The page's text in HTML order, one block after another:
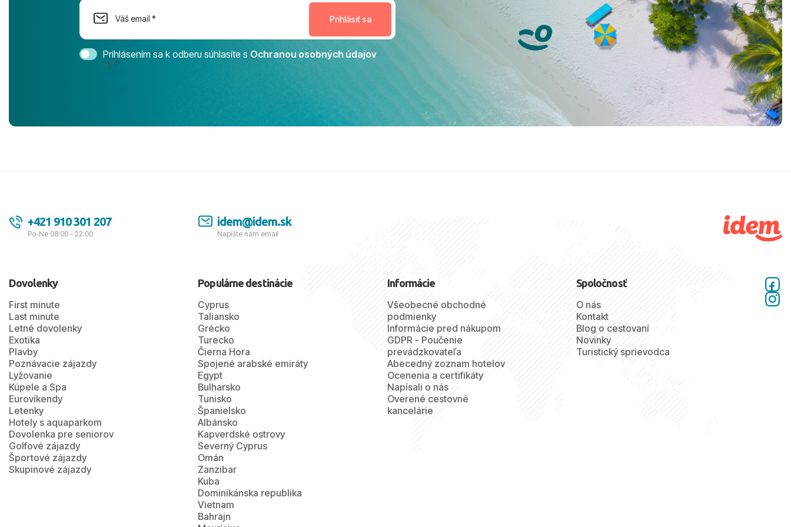
Magic Life Jacaranda môžeme s čistým
svedomím odporučiť každému, kto hľadá
bezstarostnú dovolenku na vysokej
úrovni. Všetko bolo zabezpečené na
tešíme, kam s nami vyrazíte nabudúce!
Ďakujeme za skvelé spomienky. ​S
pozdravom a prianím mnohých ďalších
Prihlásením sa k odberu súhlasíte s Ochranou osobných údajov
+421 910 301 207
Po-Ne 08:00 - 22:00
idem@idem.sk
Napíšte nám email
Dovolenky
First minute
Last minute
Letné dovolenky
Exotika
Plavby
Poznávacie zájazdy
Lyžovanie
Kúpele a Spa
Eurovíkendy
Letenky
Hotely s aquaparkom
Dovolenka pre seniorov
Golfové zájazdy
Športové zájazdy
Skupinové zájazdy
Populárne destinácie
Cyprus
Taliansko
Grécko
Turecko
Čierna Hora
Spojené arabské emiráty
Egypt
Bulharsko
Tunisko
Španielsko
Albánsko
Kapverdské ostrovy
Severný Cyprus
Omán
Zanzibar
Kuba
Dominikánska republika
Vietnam
Bahrajn
Informácie
Všeobecné obchodné
podmienky
Informácie pred nákupom
GDPR - Poučenie
prevádzkovateľa
Abecedný zoznam hotelov
Ocenenia a certifikáty
Napísali o nás
Overené cestovné
kancelárie
Spoločnosť
O nás
Kontakt
Blog o cestovaní
Novinky
Turistický sprievodca